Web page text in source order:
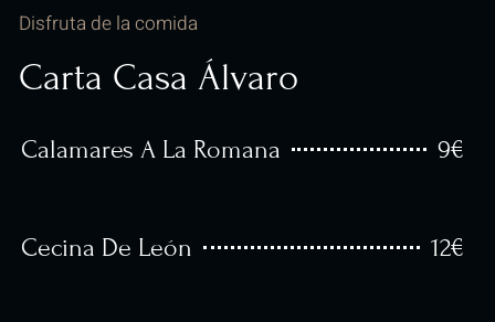
Disfruta de la comida
Carta Casa Álvaro
Calamares A La Romana 9€
Cecina De León 12€